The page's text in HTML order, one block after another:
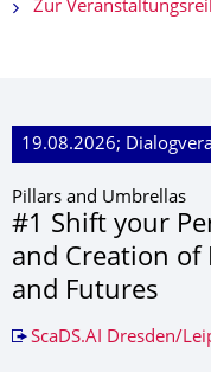
Zur
19.08.2026;
Pillars and Umbrellas
#1 Shift your
and Creation of
and Futures
ScaDS.AI Dresden/